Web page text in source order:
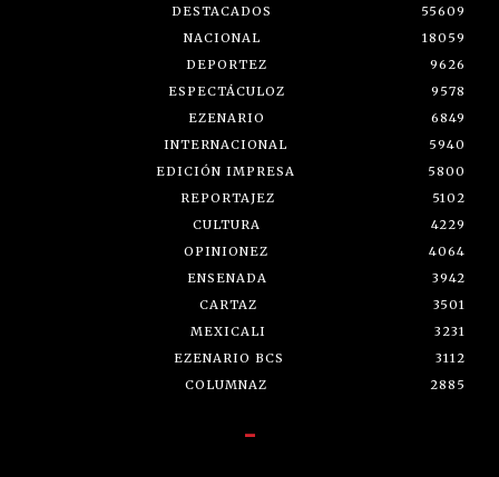
DESTACADOS
55609
NACIONAL
18059
DEPORTEZ
9626
ESPECTÁCULOZ
9578
EZENARIO
6849
INTERNACIONAL
5940
EDICIÓN IMPRESA
5800
REPORTAJEZ
5102
CULTURA
4229
OPINIONEZ
4064
ENSENADA
3942
CARTAZ
3501
MEXICALI
3231
EZENARIO BCS
3112
COLUMNAZ
2885
-